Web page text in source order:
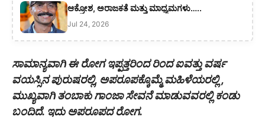
ಆಕ್ರೋಶ, ಅರಾಜಕತೆ ಮತ್ತು ಮಾಧ್ಯಮಗಳು…..
Jul 24, 2026
ಸಾಮಾನ್ಯವಾಗಿ ಈ ರೋಗ ಇಪ್ಪತ್ತರಿಂದ ರಿಂದ ಐವತ್ತು ವರ್ಷ
ವಯಸ್ಸಿನ ಪುರುಷರಲ್ಲಿ, ಅಪರೂಪಕ್ಕೊಮ್ಮೆ ಮಹಿಳೆಯರಲ್ಲಿ ,
ಮುಖ್ಯವಾಗಿ ತಂಬಾಕು ಗಾಂಜಾ ಸೇವನೆ ಮಾಡುವವರಲ್ಲಿ ಕಂಡು
ಬಂದಿದೆ. ಇದು ಅಪರೂಪದ ರೋಗ.